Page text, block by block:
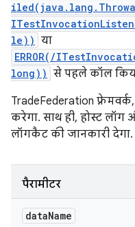
le)) या
ERROR(/
long)) से पहले कॉल
TradeFederation
करेगा. साथ ही, होस्ट लॉग
लॉगकैट की जानकारी देगा.
पैरामीटर
dataName